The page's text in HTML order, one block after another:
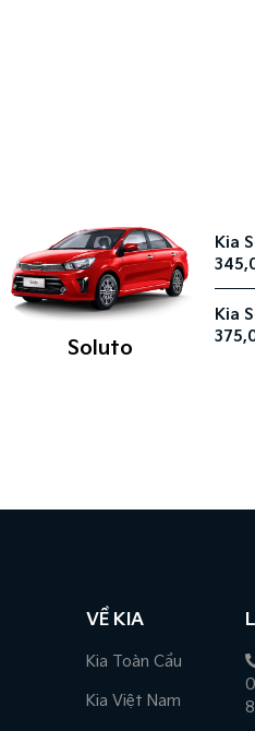
Soluto
Kia
Kia
VỀ KIA
Kia Toàn Cầu
Kia Việt Nam